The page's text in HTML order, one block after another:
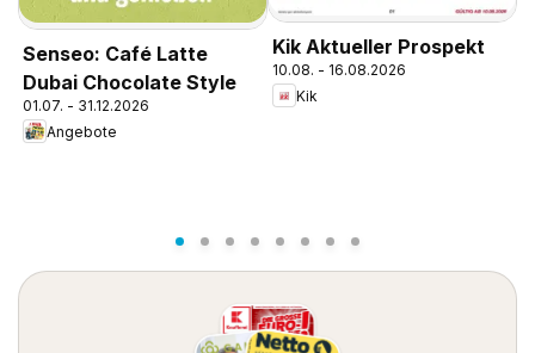
Senseo: Café Latte
Dubai Chocolate Style
01.07. - 31.12.2026
Angebote
Kik Aktueller Prospekt
10.08. - 16.08.2026
Kik